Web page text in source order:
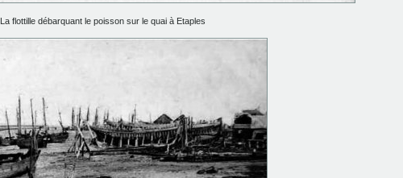
La flottille débarquant le poisson sur le quai à Etaples